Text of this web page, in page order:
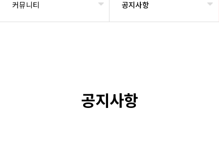
커뮤니티 공지사항
공지사항